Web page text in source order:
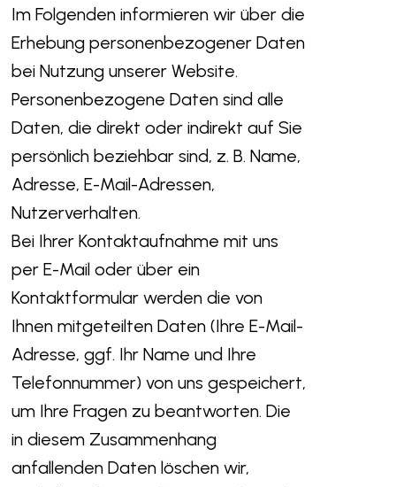
Im Folgenden informieren wir über die
Erhebung personenbezogener Daten
bei Nutzung unserer Website.
Personenbezogene Daten sind alle
Daten, die direkt oder indirekt auf Sie
persönlich beziehbar sind, z. B. Name,
Adresse, E-Mail-Adressen,
Nutzerverhalten.
Bei Ihrer Kontaktaufnahme mit uns
per E-Mail oder über ein
Kontaktformular werden die von
Ihnen mitgeteilten Daten (Ihre E-Mail-
Adresse, ggf. Ihr Name und Ihre
Telefonnummer) von uns gespeichert,
um Ihre Fragen zu beantworten. Die
in diesem Zusammenhang
anfallenden Daten löschen wir,